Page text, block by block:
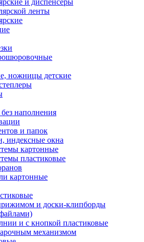
и диспенсеры
ленты
ножницы детские
наполнения
и папок
индексные окна
картонные
пластиковые
картонные
и доски-клипборды
и с кнопкой пластиковые
механизмом